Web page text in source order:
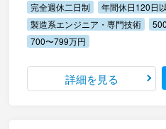
完全週休二日制
年間休日120日
製造系エンジニア・専門技術
700〜799万円
詳細を見る